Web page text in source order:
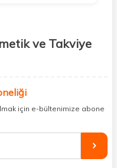
ve Takviye
sizlerle
gerek yok;
topluyor ve kapınıza kadar
güzelliğinizi tamamlayabilir,
edici gıdalara
için e-bültenimize abone